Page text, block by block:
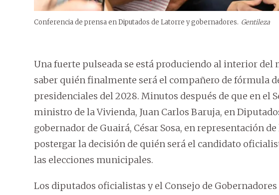
Conferencia de prensa en Diputados de Latorre y gobernadores. Gentileza
Una fuerte pulseada se está produciendo al interior
saber quién finalmente será el compañero de fórmula
presidenciales del 2028. Minutos después de que en el
ministro de la Vivienda, Juan Carlos Baruja, en
gobernador de Guairá, César Sosa, en representación
postergar la decisión de quién será el candidato
las elecciones municipales.
Los diputados oficialistas y el Consejo de